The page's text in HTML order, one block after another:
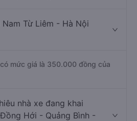
Từ Liêm - Hà Nội
mức giá là 350.000 đồng của
nhà xe đang khai
Hới - Quảng Bình -